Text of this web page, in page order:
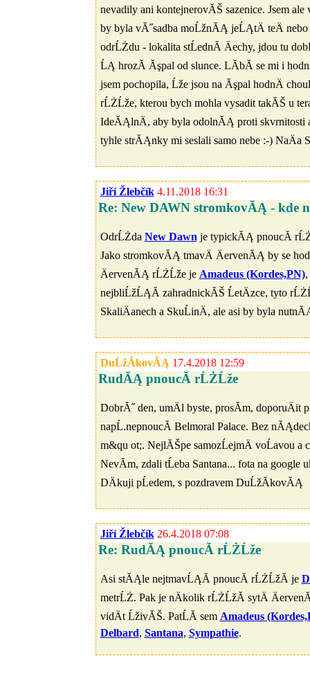
nevadily ani kontejnerovĂŠ sazenice. Jsem
by byla vĂ˝sadba moĹžnĂĄ jeĹĄtÄ teÄ
odrĹŻdu - lokalita stĹednĂ­ Äechy, jdou tu
ĹĄ hrozĂ­ Ăşpal od slunce. LĂ­bĂ­ se mi i
jsem pochopila, Ĺže jsou na Ăşpal hodnÄ
rĹŻĹže, kterou bych mohla vysadit takĂŠ u
IdeĂĄlnÄ, aby byla odolnĂĄ proti skvrnitosti
tyhle strĂĄnky mi seslali samo nebe :-) NaÄa
Jiří Žlebčík 4.11.2018 16:31
Re: New DAWN stromkovĂĄ - kde
OdrĹŻda New Dawnje typickĂĄ pnoucĂ­
Jako stromkovĂĄ tmavÄ ÄervenĂĄ by se
ÄervenĂĄ rĹŻĹže je Amadeus (Kordes,PN),
nejbliĹžĹĄĂ­ zahradnickĂŠ ĹetÄzce, tyto
SkaliÄanech a SkuĹinÄ, ale asi by byla
DuĹžĂ­kovĂĄ 17.4.2018 12:59
RudĂĄ pnoucĂ­ rĹŻĹže
DobrĂ˝ den, umÄl byste, prosĂ­m,
napĹ.nepnoucĂ­ Belmoral Palace. Bez
m&qu ot;. NejlĂŠpe samozĹejmÄ voĹavou
NevĂ­m, zdali tĹeba Santana... fota na
DÄkuji pĹedem, s pozdravem DuĹžĂ­kovĂĄ
Jiří Žlebčík 26.4.2018 07:08
Re: RudĂĄ pnoucĂ­ rĹŻĹže
Asi stĂĄle nejtmavĹĄĂ­ pnoucĂ­ rĹŻĹžĂ­ je
metrĹŻ. Pak je nÄkolik rĹŻĹžĂ­ sytÄ
vidÄt ĹživĂŠ. PatĹĂ­ sem Amadeus
Delbard, Santana, Sympathie.